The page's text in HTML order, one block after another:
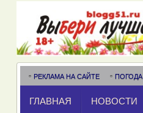
РЕКЛАМА НА САЙТЕ ПОГОДА
ГЛАВНАЯ НОВОСТИ